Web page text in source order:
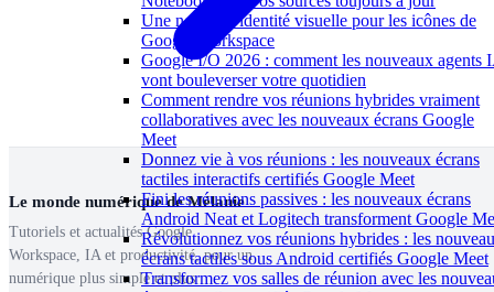
Une nouvelle identité visuelle pour les icônes de
Google Workspace
Google I/O 2026 : comment les nouveaux agents
vont bouleverser votre quotidien
Comment rendre vos réunions hybrides vraiment
collaboratives avec les nouveaux écrans Google
Meet
Donnez vie à vos réunions : les nouveaux écrans
tactiles interactifs certifiés Google Meet
Fini les réunions passives : les nouveaux écrans
Android Neat et Logitech transforment Google
Révolutionnez vos réunions hybrides : les
écrans tactiles sous Android certifiés Google Meet
Transformez vos salles de réunion avec les
Le monde numérique de Mélanie
Tutoriels et actualités Google
Workspace, IA et productivité, pour un
numérique plus simple et plus